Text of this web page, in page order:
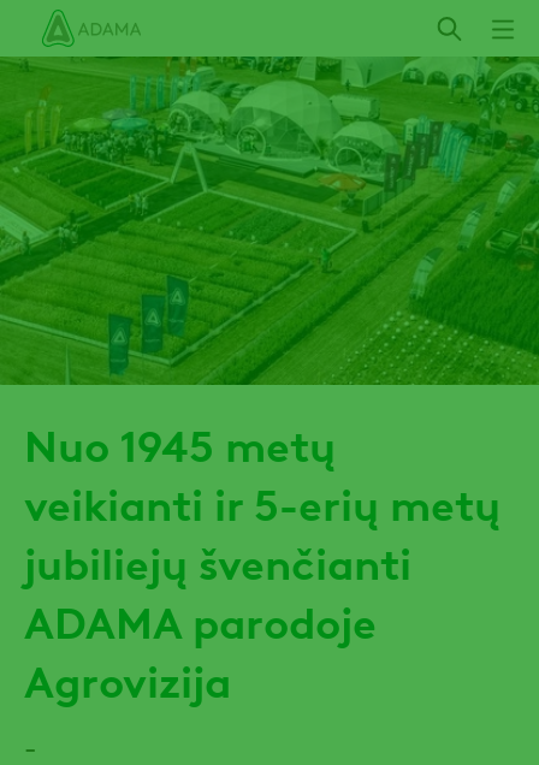
Pereiti
pagrindinį
turinį
Nuo 1945 metų
veikianti ir 5-erių metų
jubiliejų švenčianti
ADAMA parodoje
Agrovizija
-